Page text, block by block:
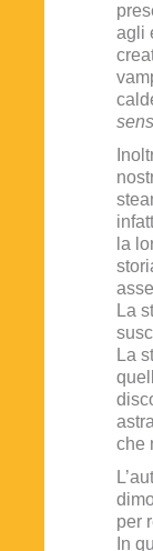
agli
la
La
La
che
per
In